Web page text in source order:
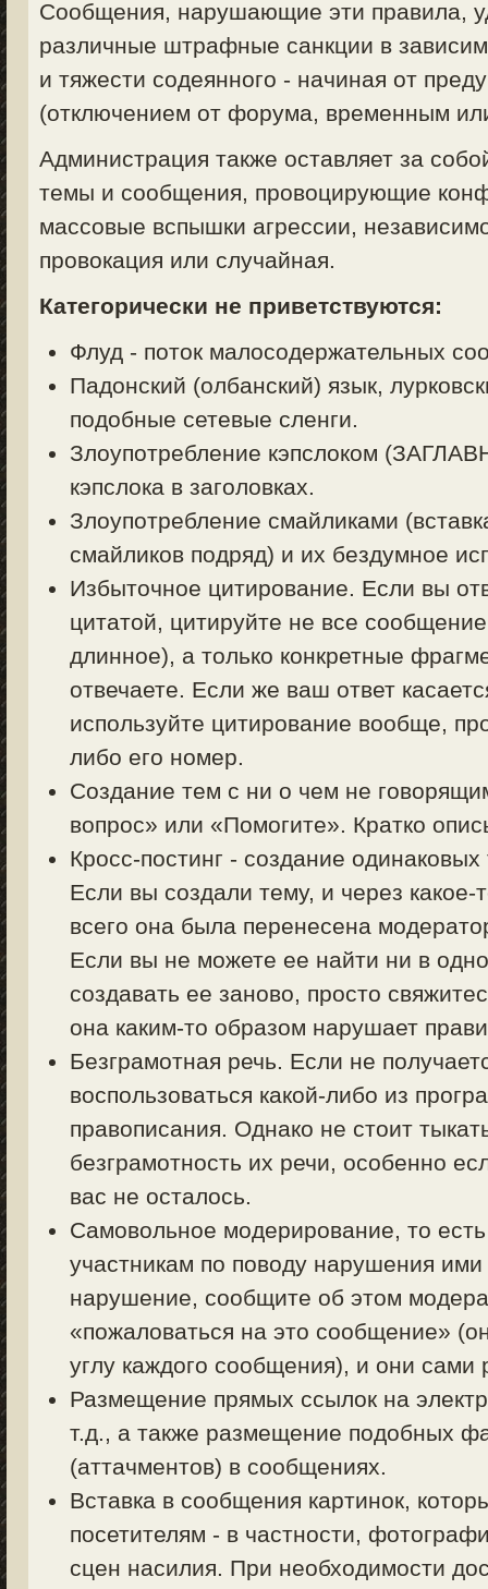
Сообщения, нарушающие эти правила,
различные штрафные санкции в
и тяжести содеянного - начиная от
(отключением от форума, временным
Администрация также оставляет за
темы и сообщения, провоцирующие
массовые вспышки агрессии,
провокация или случайная.
Категорически не приветствуются:
Флуд - поток малосодержательных
Падонский (олбанский) язык,
подобные сетевые сленги.
Злоупотребление кэпслоком
кэпслока в заголовках.
Злоупотребление смайликами
смайликов подряд) и их бездумное
Избыточное цитирование. Если вы
цитатой, цитируйте не все
длинное), а только конкретные
отвечаете. Если же ваш ответ
используйте цитирование вообще,
либо его номер.
Создание тем с ни о чем не
вопрос» или «Помогите». Кратко
Кросс-постинг - создание
Если вы создали тему, и через
всего она была перенесена
Если вы не можете ее найти ни в
создавать ее заново, просто
она каким-то образом нарушает
Безграмотная речь. Если не
воспользоваться какой-либо из
правописания. Однако не стоит
безграмотность их речи, особенно
вас не осталось.
Самовольное модерирование, то
участникам по поводу нарушения
нарушение, сообщите об этом
«пожаловаться на это сообщение»
углу каждого сообщения), и они сами
Размещение прямых ссылок на
т.д., а также размещение подобных
(аттачментов) в сообщениях.
Вставка в сообщения картинок,
посетителям - в частности,
сцен насилия. При необходимости